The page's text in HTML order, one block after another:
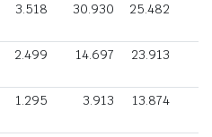
3.518 30.930 25.482
2.499 14.697 23.913
1.295 3.913 13.874